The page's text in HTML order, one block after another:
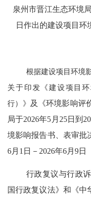
泉州市晋江生态环境局
日 作出的建设项目环
根据建设项目环境
关于印发《建设项目
行）》 及《环境影响评
局于2026年5 月 25日到
境影响报告书、表审批
6月 1 日－ 2026年6月9日
行政复议与行政
国行政复议法》和《中